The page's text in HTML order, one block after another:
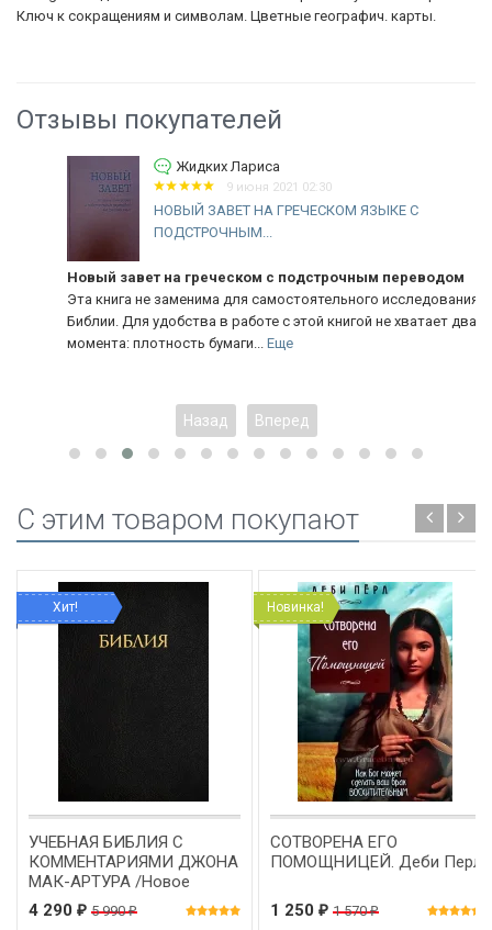
Ключ к сокращениям и символам. Цветные географич. карты.
Отзывы покупателей
Жидких Лариса
9 июня 2021 02:30
НОВЫЙ ЗАВЕТ НА ГРЕЧЕСКОМ ЯЗЫКЕ С
ПОДСТРОЧНЫМ...
Новый завет на греческом с подстрочным переводом
Эта книга не заменима для самостоятельного исследования
Библии. Для удобства в работе с этой книгой не хватает два
момента: плотность бумаги...Еще
Назад Вперед
C этим товаром покупают
Хит!
УЧЕБНАЯ БИБЛИЯ С
КОММЕНТАРИЯМИ ДЖОНА
МАК-АРТУРА /Новое
издание!/
4 290 ₽ 5 990₽
Новинка!
СОТВОРЕНА ЕГО
ПОМОЩНИЦЕЙ. Деби Перл
1 250 ₽ 1 570₽